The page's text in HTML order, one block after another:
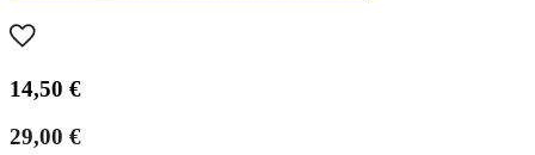
14,50 €
29,00 €